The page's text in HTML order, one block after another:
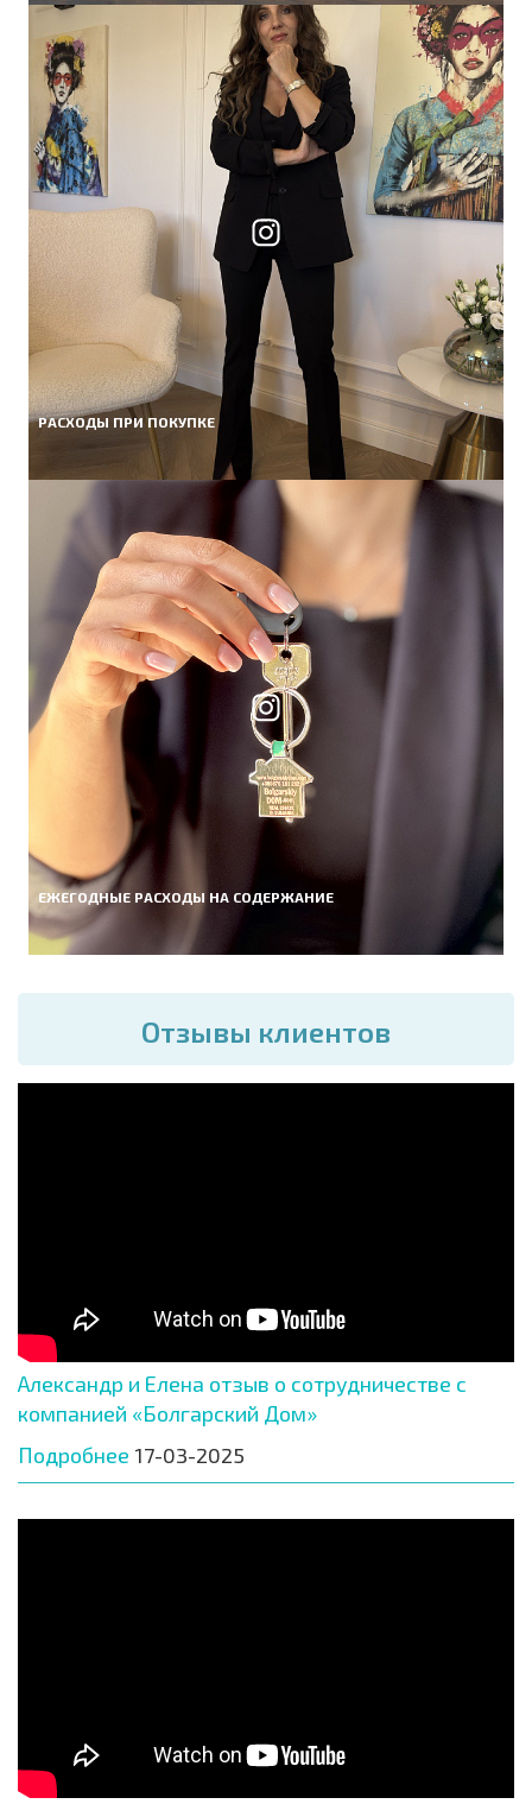
РАСХОДЫ ПРИ ПОКУПКЕ
ЕЖЕГОДНЫЕ РАСХОДЫ НА СОДЕРЖАНИЕ
Отзывы клиентов
Александр и Елена отзыв о сотрудничестве с
компанией «Болгарский Дом»
Подробнее 17-03-2025